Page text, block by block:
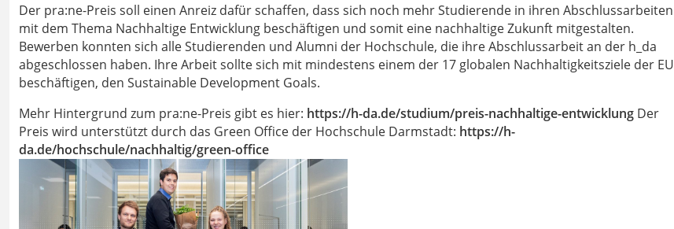
Der pra:ne-Preis soll einen Anreiz dafür schaffen, dass sich noch mehr Studierende in ihren Abschlussarbeiten
mit dem Thema Nachhaltige Entwicklung beschäftigen und somit eine nachhaltige Zukunft mitgestalten.
Bewerben konnten sich alle Studierenden und Alumni der Hochschule, die ihre Abschlussarbeit an der h_da
abgeschlossen haben. Ihre Arbeit sollte sich mit mindestens einem der 17 globalen Nachhaltigkeitsziele der EU
beschäftigen, den Sustainable Development Goals.
Mehr Hintergrund zum pra:ne-Preis gibt es hier: https://h-da.de/studium/preis-nachhaltige-entwicklung Der
Preis wird unterstützt durch das Green Office der Hochschule Darmstadt: https://h-
da.de/hochschule/nachhaltig/green-office